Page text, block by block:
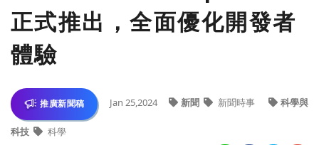
正式推出，全面優化開發者
體驗
推廣新聞稿 Jan 25,2024 新聞 新聞時事 科學與
科技 科學